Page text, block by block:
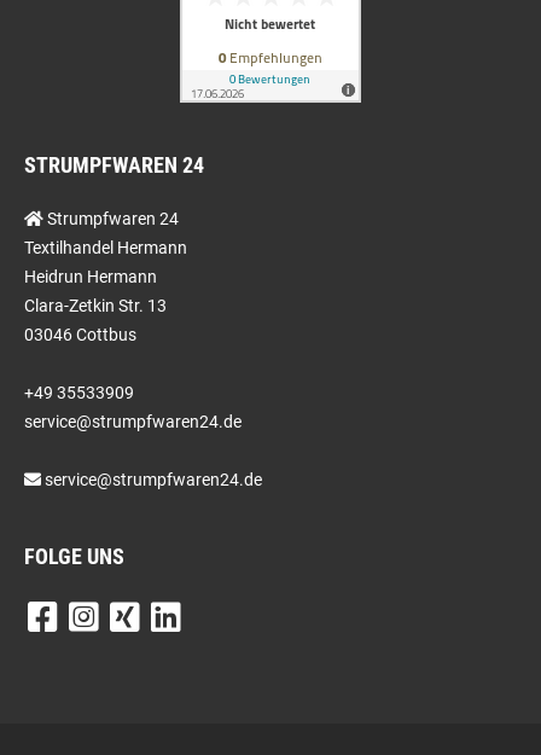
STRUMPFWAREN 24
Strumpfwaren 24
Textilhandel Hermann
Heidrun Hermann
Clara-Zetkin Str. 13
03046 Cottbus
+49 35533909
service@strumpfwaren24.de
service@strumpfwaren24.de
FOLGE UNS